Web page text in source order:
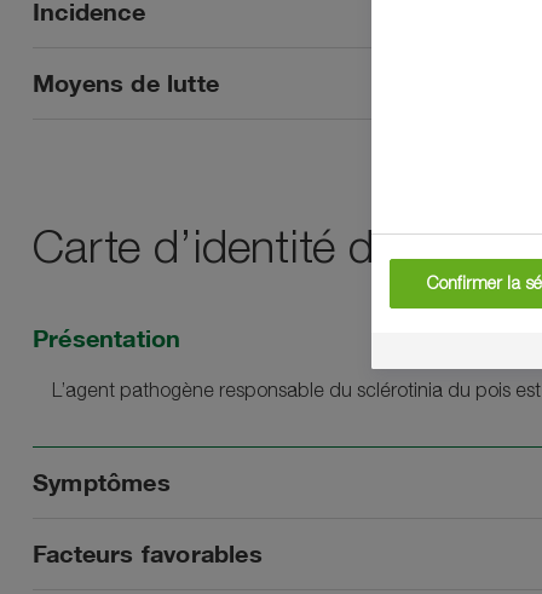
Incidence
Moyens de lutte
Carte d’identité du
Présentation
L’agent pathogène responsable du sclérotinia du pois
Symptômes
Facteurs favorables
Confirmer la